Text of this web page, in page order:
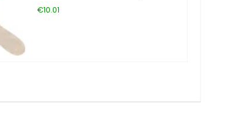
€10.01